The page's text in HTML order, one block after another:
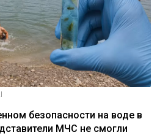
безопасности на воде в
МЧС не смогли